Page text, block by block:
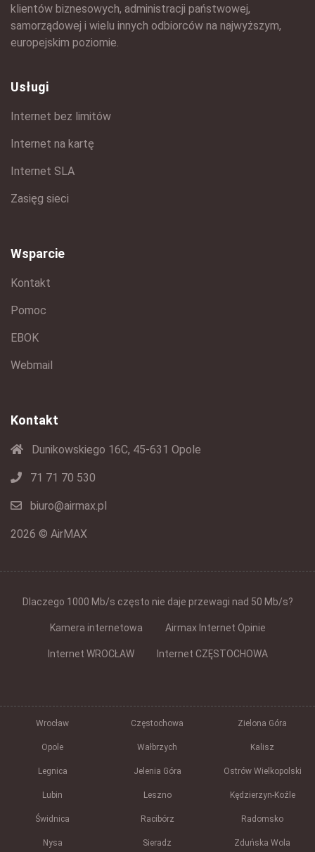
klientów biznesowych, administracji państwowej,
samorządowej i wielu innych odbiorców na najwyższym,
europejskim poziomie.
Usługi
Internet bez limitów
Internet na kartę
Internet SLA
Zasięg sieci
Wsparcie
Kontakt
Pomoc
EBOK
Webmail
Kontakt
Dunikowskiego 16C, 45-631 Opole
71 71 70 530
biuro@airmax.pl
2026 © AirMAX
Dlaczego 1000 Mb/s często nie daje przewagi nad 50 Mb/s?
Kamera internetowa Airmax Internet Opinie
Internet WROCŁAW Internet CZĘSTOCHOWA
Wrocław Częstochowa Zielona Góra
Opole Wałbrzych Kalisz
Legnica Jelenia Góra Ostrów Wielkopolski
Lubin Leszno Kędzierzyn-Koźle
Świdnica Racibórz Radomsko
Nysa Sieradz Zduńska Wola